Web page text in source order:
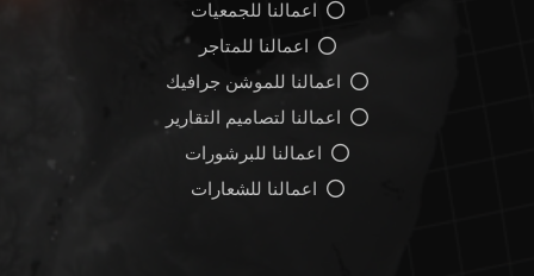
اعمالنا للجمعيات
اعمالنا للمتاجر
اعمالنا للموشن جرافيك
اعمالنا لتصاميم التقارير
اعمالنا للبرشورات
اعمالنا للشعارات